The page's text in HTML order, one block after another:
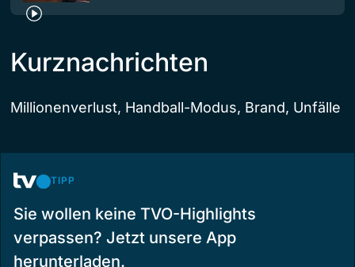
Kurznachrichten
Millionenverlust, Handball-Modus, Brand, Unfälle
TIPP
Sie wollen keine TVO-Highlights
verpassen? Jetzt unsere App
herunterladen.